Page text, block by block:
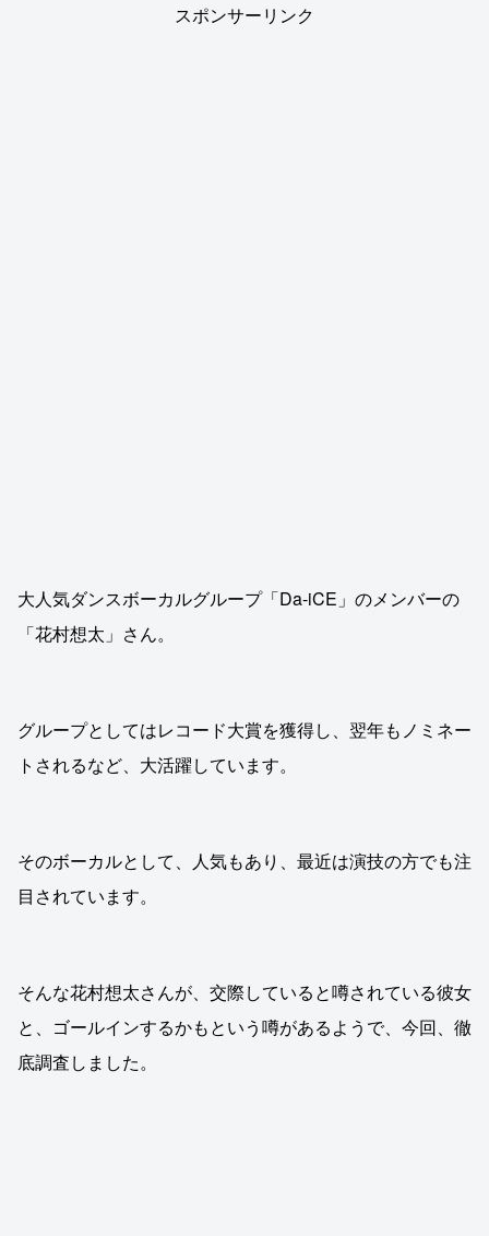
スポンサーリンク
大人気ダンスボーカルグループ「Da-iCE」のメンバーの
「花村想太」さん。
グループとしてはレコード大賞を獲得し、翌年もノミネー
トされるなど、大活躍しています。
そのボーカルとして、人気もあり、最近は演技の方でも注
目されています。
そんな花村想太さんが、交際していると噂されている彼女
と、ゴールインするかもという噂があるようで、今回、徹
底調査しました。